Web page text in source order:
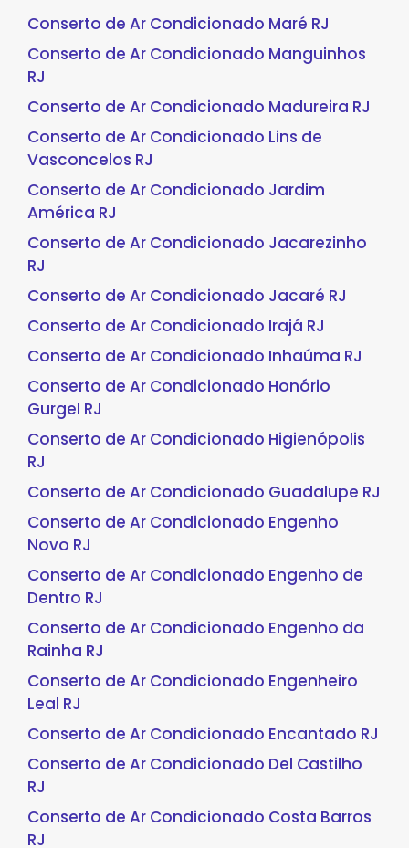
Conserto de Ar Condicionado Maré RJ
Conserto de Ar Condicionado Manguinhos
RJ
Conserto de Ar Condicionado Madureira RJ
Conserto de Ar Condicionado Lins de
Vasconcelos RJ
Conserto de Ar Condicionado Jardim
América RJ
Conserto de Ar Condicionado Jacarezinho
RJ
Conserto de Ar Condicionado Jacaré RJ
Conserto de Ar Condicionado Irajá RJ
Conserto de Ar Condicionado Inhaúma RJ
Conserto de Ar Condicionado Honório
Gurgel RJ
Conserto de Ar Condicionado Higienópolis
RJ
Conserto de Ar Condicionado Guadalupe RJ
Conserto de Ar Condicionado Engenho
Novo RJ
Conserto de Ar Condicionado Engenho de
Dentro RJ
Conserto de Ar Condicionado Engenho da
Rainha RJ
Conserto de Ar Condicionado Engenheiro
Leal RJ
Conserto de Ar Condicionado Encantado RJ
Conserto de Ar Condicionado Del Castilho
RJ
Conserto de Ar Condicionado Costa Barros
RJ